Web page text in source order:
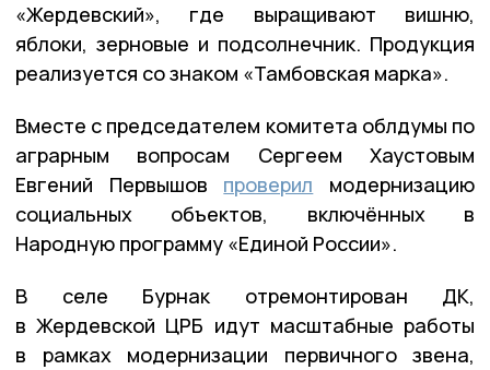
«Жердевский», где выращивают вишню,
яблоки, зерновые и подсолнечник. Продукция
реализуется со знаком «Тамбовская марка».
Вместе с председателем комитета облдумы по
аграрным вопросам Сергеем Хаустовым
Евгений Первышов проверил модернизацию
социальных объектов, включённых в
Народную программу «Единой России».
В селе Бурнак отремонтирован ДК,
в Жердевской ЦРБ идут масштабные работы
в рамках модернизации первичного звена,